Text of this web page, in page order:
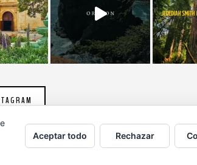
protegidos por © Copyright
Aceptar todo Rechazar